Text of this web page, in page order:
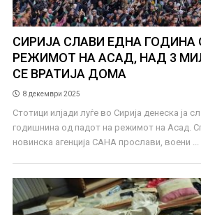
СИРИЈА СЛАВИ ЕДНА
РЕЖИМОТ НА АСАД, НАД 3
СЕ ВРАТИЈА ДОМА
8 декември 2025
Стотици илјади луѓе во Сирија денеска ја
годишнина од падот на режимот на Асад.
новинска агенција САНА прослави, воени ...